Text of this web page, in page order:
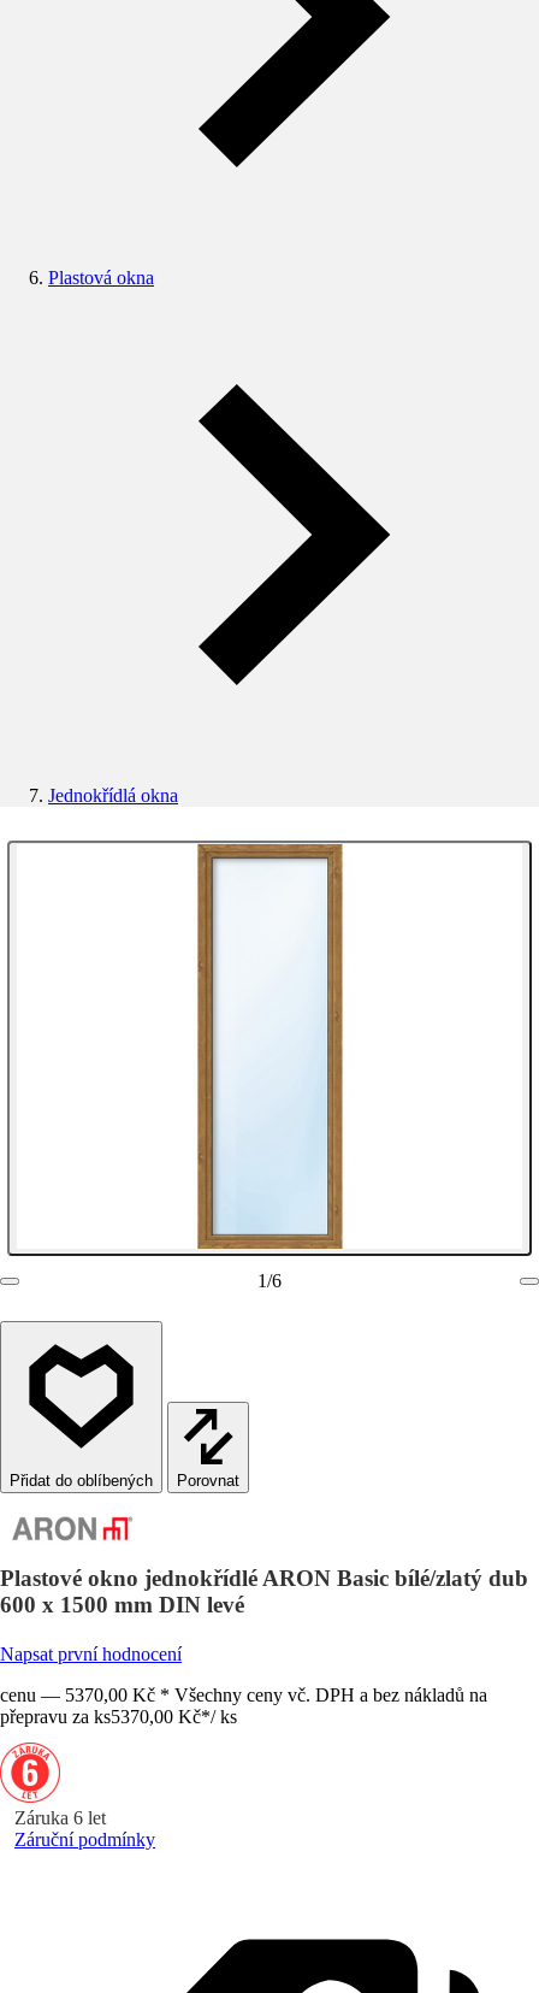
Plastová okna
Jednokřídlá okna
1/6
Porovnat
Plastové okno jednokřídlé ARON Basic bílé/zlatý dub
600 x 1500 mm DIN levé
Napsat první hodnocení
cenu — 5370,00 Kč * Všechny ceny vč. DPH a bez nákladů na
přepravu za ks5370,00 Kč*/ ks
Záruka 6 let
Záruční podmínky